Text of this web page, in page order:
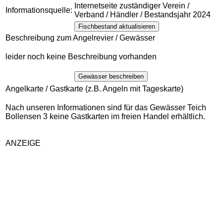
Informationsquelle:
Internetseite zuständiger Verein /
Verband / Händler / Bestandsjahr 2024
Fischbestand aktualisieren
Beschreibung zum Angelrevier / Gewässer
leider noch keine Beschreibung vorhanden
Gewässer beschreiben
Angelkarte / Gastkarte (z.B. Angeln mit Tageskarte)
Nach unseren Informationen sind für das Gewässer Teich
Bollensen 3 keine Gastkarten im freien Handel erhältlich.
ANZEIGE